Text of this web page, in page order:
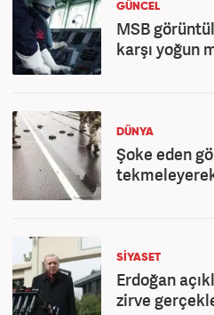
GÜNCEL
MSB
karşı yoğun
DÜNYA
Şoke eden
SİYASET
Erdoğan
zirve